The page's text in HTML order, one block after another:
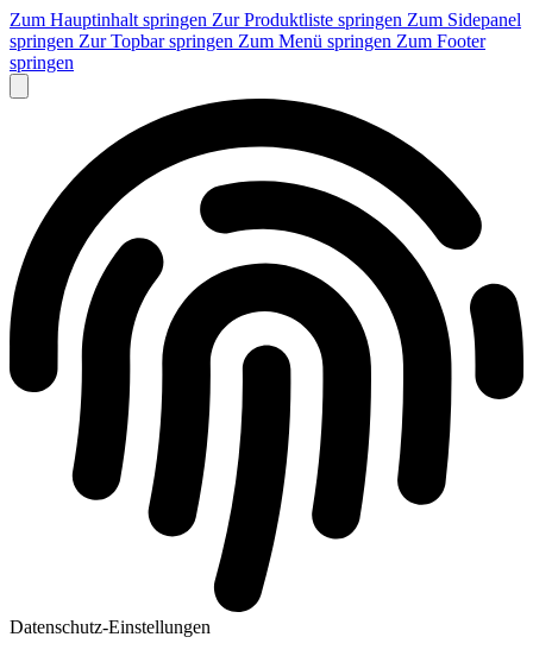
Zum Hauptinhalt springen Zur Produktliste springen Zum Sidepanel
springen Zur Topbar springen Zum Menü springen Zum Footer
springen
Datenschutz-Einstellungen